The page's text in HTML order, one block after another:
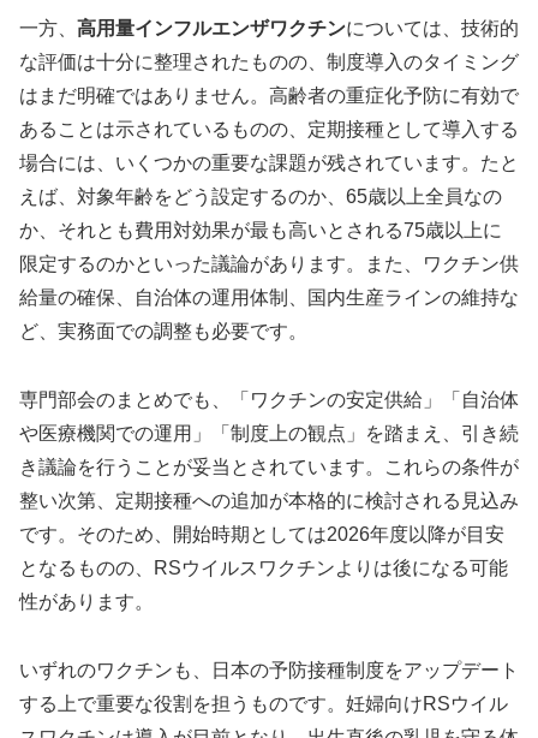
一方、 高用量インフルエンザワクチンについては、技術的
な評価は十分に整理されたものの、制度導入のタイミング
はまだ明確ではありません。高齢者の重症化予防に有効で
あることは示されているものの、定期接種として導入する
場合には、いくつかの重要な課題が残されています。たと
えば、対象年齢をどう設定するのか、65歳以上全員なの
か、それとも費用対効果が最も高いとされる75歳以上に
限定するのかといった議論があります。また、ワクチン供
給量の確保、自治体の運用体制、国内生産ラインの維持な
ど、実務面での調整も必要です。
専門部会のまとめでも、「ワクチンの安定供給」「自治体
や医療機関での運用」「制度上の観点」を踏まえ、引き続
き議論を行うことが妥当とされています。これらの条件が
整い次第、定期接種への追加が本格的に検討される見込み
です。そのため、開始時期としては2026年度以降が目安
となるものの、RSウイルスワクチンよりは後になる可能
性があります。
いずれのワクチンも、日本の予防接種制度をアップデート
する上で重要な役割を担うものです。妊婦向けRSウイル